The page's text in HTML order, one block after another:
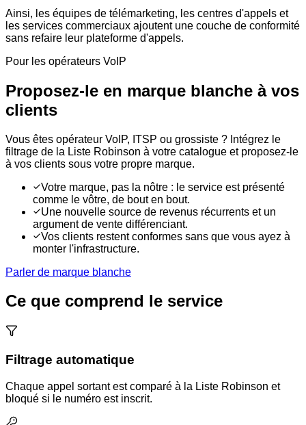
Ainsi, les équipes de télémarketing, les centres d'appels et
les services commerciaux ajoutent une couche de conformité
sans refaire leur plateforme d'appels.
Pour les opérateurs VoIP
Proposez-le en marque blanche à vos
clients
Vous êtes opérateur VoIP, ITSP ou grossiste ? Intégrez le
filtrage de la Liste Robinson à votre catalogue et proposez-le
à vos clients sous votre propre marque.
Votre marque, pas la nôtre : le service est présenté
comme le vôtre, de bout en bout.
Une nouvelle source de revenus récurrents et un
argument de vente différenciant.
Vos clients restent conformes sans que vous ayez à
monter l'infrastructure.
Parler de marque blanche
Ce que comprend le service
Filtrage automatique
Chaque appel sortant est comparé à la Liste Robinson et
bloqué si le numéro est inscrit.